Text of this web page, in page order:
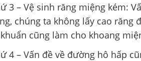
3 – Vệ sinh răng miệng kém:
chúng ta không lấy cao răng
cũng làm cho khoang
4 – Vấn đề về đường hô hấp